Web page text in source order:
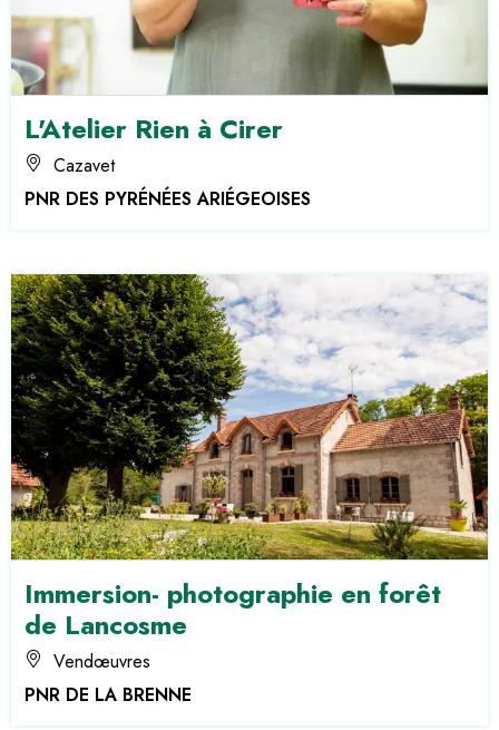
L'Atelier Rien à Cirer
Cazavet
PNR DES PYRÉNÉES ARIÉGEOISES
Immersion- photographie en forêt
de Lancosme
Vendœuvres
PNR DE LA BRENNE